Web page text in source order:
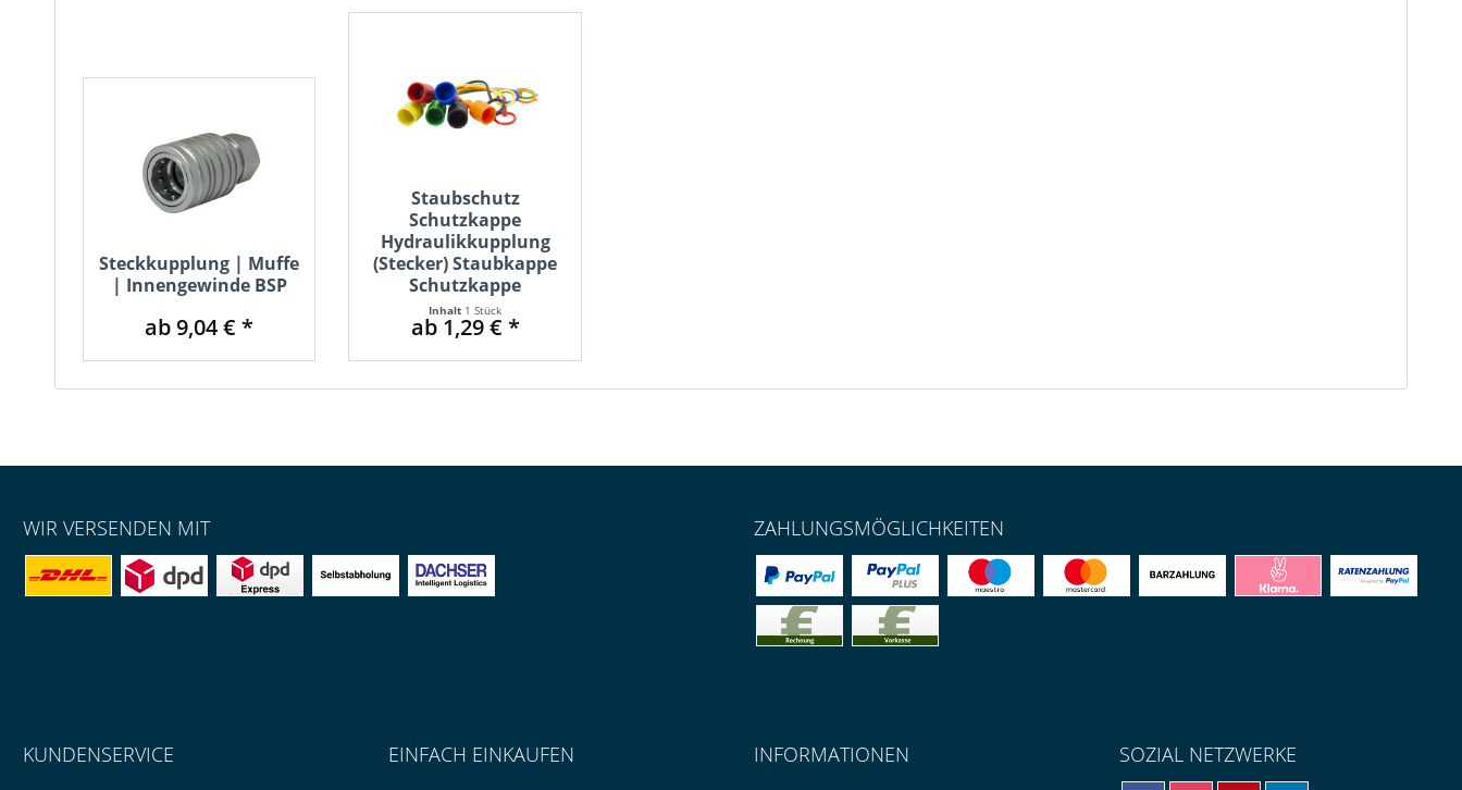
Steckkupplung | Muffe
| Innengewinde BSP
ab 9,04 € *
Staubschutz
Schutzkappe
Hydraulikkupplung
(Stecker) Staubkappe
Schutzkappe
Inhalt 1 Stück
ab 1,29 € *
WIR VERSENDEN MIT ZAHLUNGSMÖGLICHKEITEN
KUNDENSERVICE EINFACH EINKAUFEN INFORMATIONEN SOZIAL NETZWERKE